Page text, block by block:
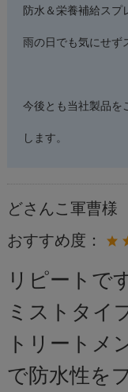
防水＆栄養補給スプ
雨の日でも気にせず
今後とも当社製品を
します。
どさんこ軍曹様
おすすめ度：
リピートで
ミストタイ
トリートメ
で防水性を